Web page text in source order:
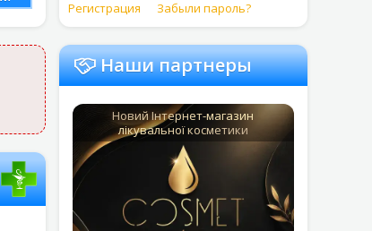
Регистрация Забыли пароль?
Наши партнеры
Новий Інтернет-магазин
лікувальної косметики